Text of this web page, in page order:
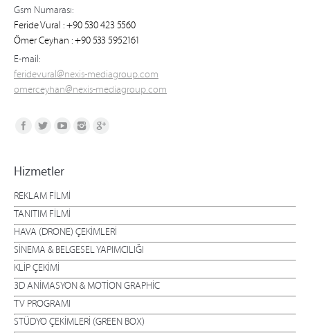
Gsm Numarası:
Feride Vural : +90 530 423 5560
Ömer Ceyhan : +90 533 5952161
E-mail:
feridevural@nexis-mediagroup.com
omerceyhan@nexis-mediagroup.com
Find us on:
Hizmetler
REKLAM FİLMİ
TANITIM FİLMİ
HAVA (DRONE) ÇEKİMLERİ
SİNEMA & BELGESEL YAPIMCILIĞI
KLİP ÇEKİMİ
3D ANİMASYON & MOTİON GRAPHİC
TV PROGRAMI
STÜDYO ÇEKİMLERİ (GREEN BOX)